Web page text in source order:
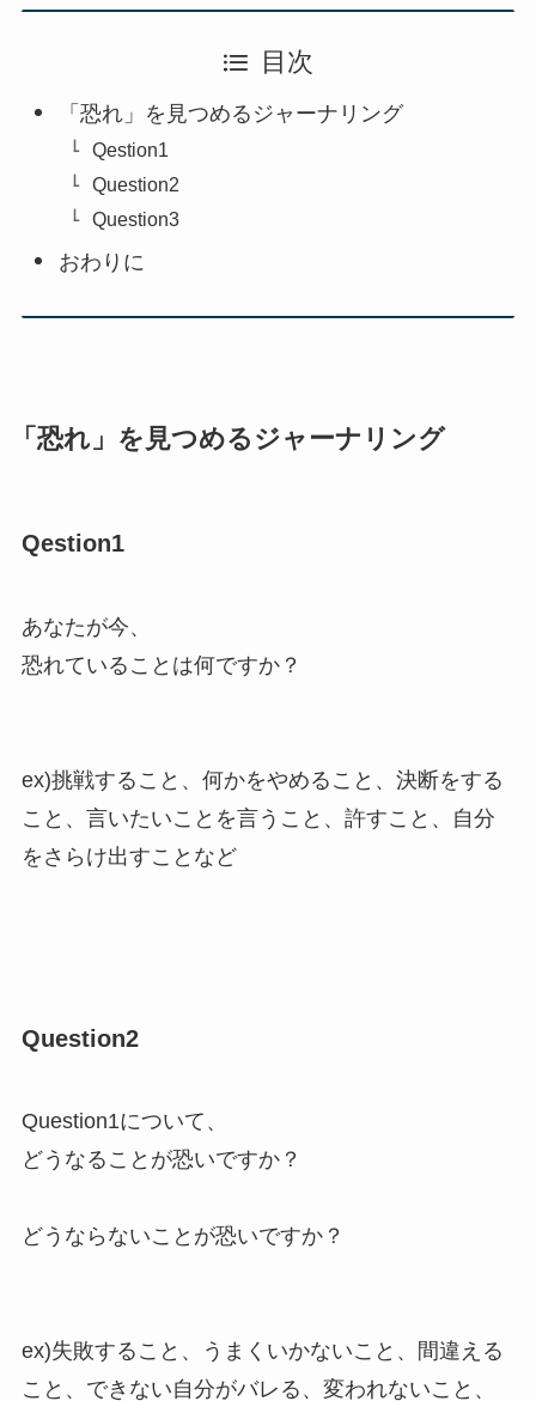
目次
「恐れ」を見つめるジャーナリング
Qestion1
Question2
Question3
おわりに
「恐れ」を見つめるジャーナリング
Qestion1
あなたが今、
恐れていることは何ですか？
ex)挑戦すること、何かをやめること、決断をする
こと、言いたいことを言うこと、許すこと、自分
をさらけ出すことなど
Question2
Question1について、
どうなることが恐いですか？
どうならないことが恐いですか？
ex)失敗すること、うまくいかないこと、間違える
こと、できない自分がバレる、変われないこと、